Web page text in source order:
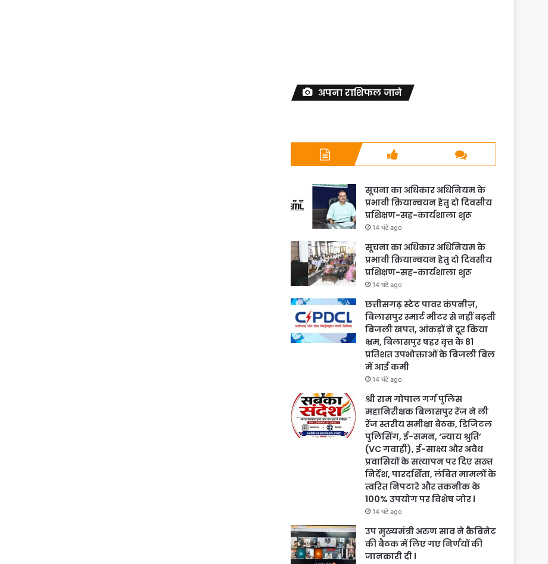
अपना राशिफल जाने
सूचना का अधिकार अधिनियम के
प्रभावी क्रियान्वयन हेतु दो दिवसीय
प्रशिक्षण-सह-कार्यशाला शुरू
14 घंटे ago
सूचना का अधिकार अधिनियम के
प्रभावी क्रियान्वयन हेतु दो दिवसीय
प्रशिक्षण-सह-कार्यशाला शुरू
14 घंटे ago
छत्तीसगढ़ स्टेट पावर कंपनीज़,
बिलासपुर स्मार्ट मीटर से नहीं बढ़ती
बिजली खपत, आंकड़ों ने दूर किया
भ्रम, बिलासपुर षहर वृत्त केे 81
प्रतिशत उपभोक्ताओं के बिजली बिल
में आई कमी
14 घंटे ago
श्री राम गोपाल गर्ग पुलिस
महानिरीक्षक बिलासपुर रेंज ने ली
रेंज स्तरीय समीक्षा बैठक, डिजिटल
पुलिसिंग, ई-समन, ‘न्याय श्रुति’
(VC गवाही), ई-साक्ष्य और अवैध
प्रवासियों के सत्यापन पर दिए सख्त
निर्देश, पारदर्शिता, लंबित मामलों के
त्वरित निपटारे और तकनीक के
100% उपयोग पर विशेष जोर l
14 घंटे ago
उप मुख्यमंत्री अरुण साव ने कैबिनेट
की बैठक में लिए गए निर्णयों की
जानकारी दी l